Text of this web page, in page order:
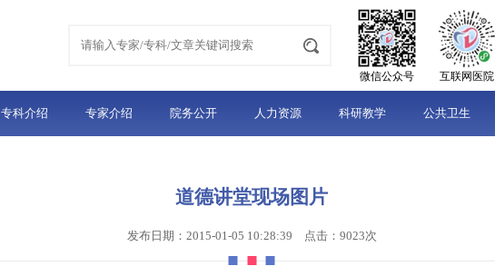
互联网医院
微信公众号
专科介绍 专家介绍 院务公开 人力资源 科研教学 公共卫生
道德讲堂现场图片
发布日期：2015-01-05 10:28:39 点击：9023次